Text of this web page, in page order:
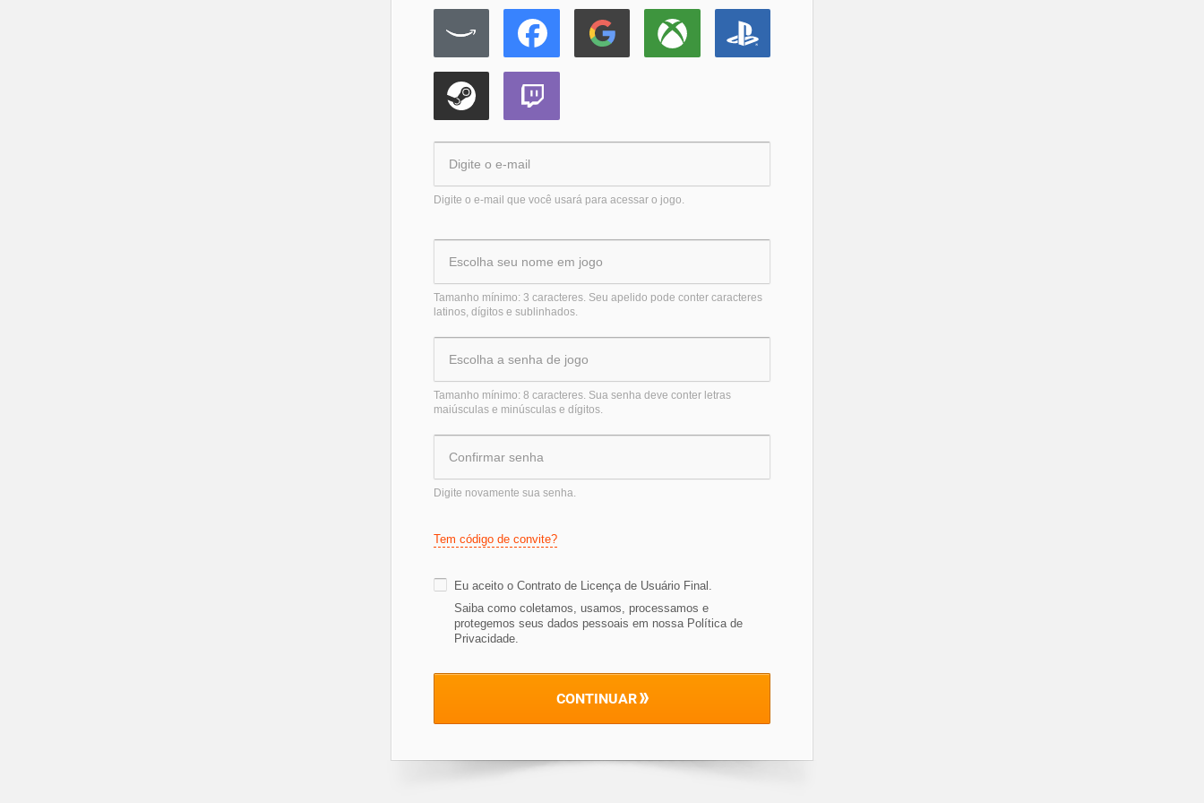
Digite o e-mail que você usará para acessar o jogo.
Tamanho mínimo: 3 caracteres. Seu apelido pode conter caracteres
latinos, dígitos e sublinhados.
Tamanho mínimo: 8 caracteres. Sua senha deve conter letras
maiúsculas e minúsculas e dígitos.
Digite novamente sua senha.
Tem código de convite?
Eu aceito o Contrato de Licença de Usuário Final .
Saiba como coletamos, usamos, processamos e
protegemos seus dados pessoais em nossa Política de
Privacidade.
CONTINUAR